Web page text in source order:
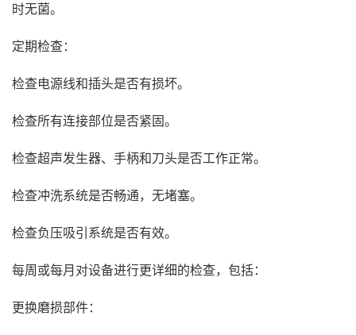
时无菌。
定期检查：
检查电源线和插头是否有损坏。
检查所有连接部位是否紧固。
检查超声发生器、手柄和刀头是否工作正常。
检查冲洗系统是否畅通，无堵塞。
检查负压吸引系统是否有效。
每周或每月对设备进行更详细的检查，包括：
更换磨损部件：